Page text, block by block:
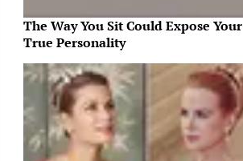
The Way You Sit Could Expose Your
True Personality